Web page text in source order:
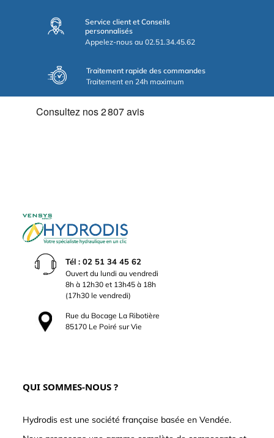
Service client et Conseils
personnalisés
Appelez-nous au 02.51.34.45.62
Traitement rapide des commandes
Traitement en 24h maximum
Tél : 02 51 34 45 62
Ouvert du lundi au vendredi
8h à 12h30 et 13h45 à 18h
(17h30 le vendredi)
Rue du Bocage La Ribotière
85170 Le Poiré sur Vie
QUI SOMMES-NOUS ?
Hydrodis est une société française basée en Vendée.